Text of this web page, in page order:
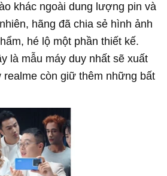
khác ngoài dung lượng pin và
hãng đã chia sẻ hình ảnh
hé lộ một phần thiết kế.
là mẫu máy duy nhất sẽ xuất
realme còn giữ thêm những bất